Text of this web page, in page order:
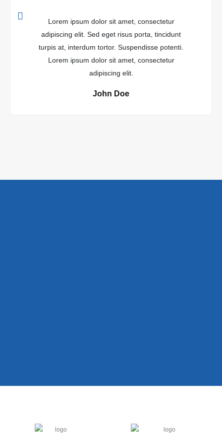
Lorem ipsum dolor sit amet, consectetur
adipiscing elit. Sed eget risus porta, tincidunt
turpis at, interdum tortor. Suspendisse potenti.
Lorem ipsum dolor sit amet, consectetur
adipiscing elit.
John Doe